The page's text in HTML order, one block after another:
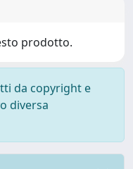
prodotto.
da copyright e
diversa